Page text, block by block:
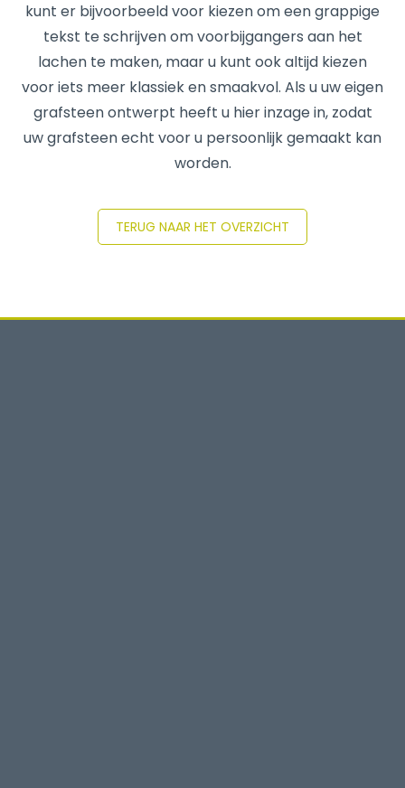
kunt er bijvoorbeeld voor kiezen om een grappige
tekst te schrijven om voorbijgangers aan het
lachen te maken, maar u kunt ook altijd kiezen
voor iets meer klassiek en smaakvol. Als u uw eigen
grafsteen ontwerpt heeft u hier inzage in, zodat
uw grafsteen echt voor u persoonlijk gemaakt kan
worden.
TERUG NAAR HET OVERZICHT